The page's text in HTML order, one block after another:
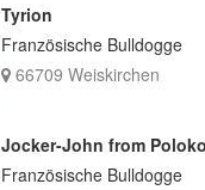
Tyrion
Französische Bulldogge
66709 Weiskirchen
Jocker-John from
Französische Bulldogge